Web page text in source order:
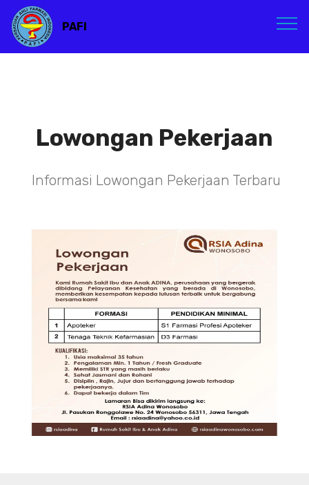
PAFI
Lowongan Pekerjaan
Informasi Lowongan Pekerjaan Terbaru
TENAGA TEKNIS
KEFARMASIAN DI RSIA ADINA
WONOSOBO
DIBUTUHKAN SEGERA TENAGA TEKNIS
KEFARMASIAN DI RUMAH SAKIT IBU
DAN ANAK ADINA WONOSOBO
SYARAT DAN KETENTUAN LIHAT
BROSUR